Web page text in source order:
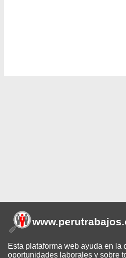
www.perutrabajos
Esta plataforma web ayuda en la
oportunidades laborales y sobre